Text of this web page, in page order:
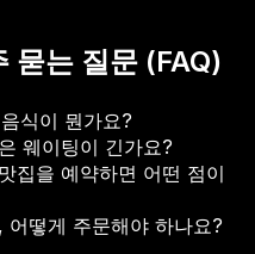
묻는 질문 (FAQ)
식이 뭔가요?
웨이팅이 긴가요?
집을 예약하면 어떤 점이
떻게 주문해야 하나요?